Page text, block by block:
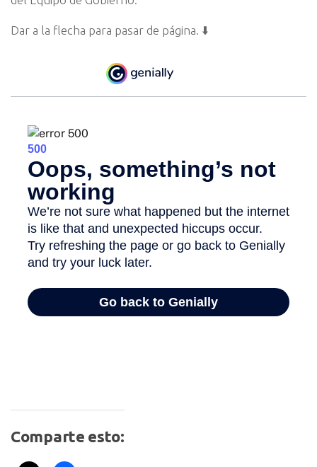
Dar a la flecha para pasar de página. ⬇️
Comparte esto: